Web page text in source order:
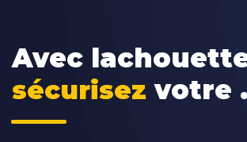
Avec
sécurisez votre